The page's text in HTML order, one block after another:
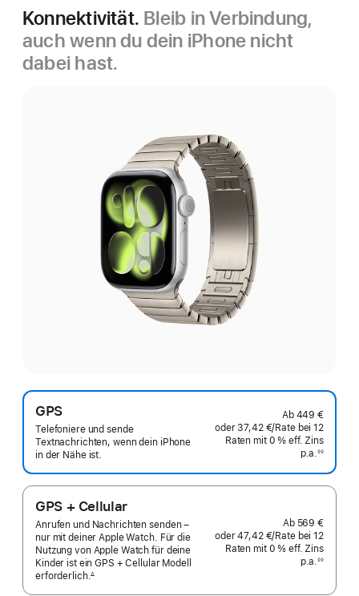
Konnektivität. Bleib in Verbindung,
auch wenn du dein iPhone nicht
dabei hast.
GPS
Telefoniere und sende
Textnachrichten, wenn dein iPhone
in der Nähe ist.
Ab 449 €
oder 37,42 €/Rate pro
Rate
bei 12
Raten Raten
mit 0 % eff. Zins
p.a.eff.
Zins p.a.
◊◊
GPS + Cellular
Anrufen und Nachrichten senden –
nur mit deiner Apple Watch. Für die
Nutzung von Apple Watch für deine
Kinder ist ein GPS + Cellular Modell
erforderlich.∆
Ab 569 €
oder47,42 €/Rate pro
Rate
bei 12
Raten Raten
mit 0 % eff. Zins
p.a.eff.
◊◊